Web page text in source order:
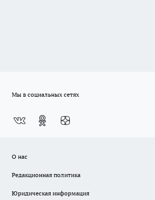
Мы в социальных сетях
О нас
Редакционная политика
Юридическая информация